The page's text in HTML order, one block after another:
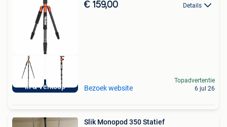
In & Verkoop
€ 159,00 Details
Bezoek website
Topadvertentie
6 jul 26
Slik Monopod 350 Statief